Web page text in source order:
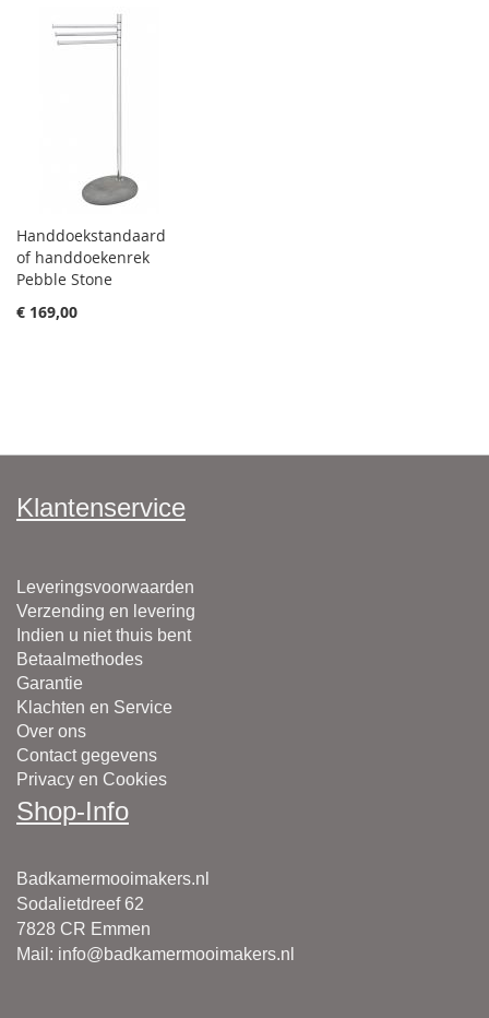
Handdoekstandaard
of handdoekenrek
Pebble Stone
€ 169,00
Klantenservice
Leveringsvoorwaarden
Verzending en levering
Indien u niet thuis bent
Betaalmethodes
Garantie
Klachten en Service
Over ons
Contact gegevens
Privacy en Cookies
Shop-Info
Badkamermooimakers.nl
Sodalietdreef 62
7828 CR Emmen
Mail : info@badkamermooimakers.nl